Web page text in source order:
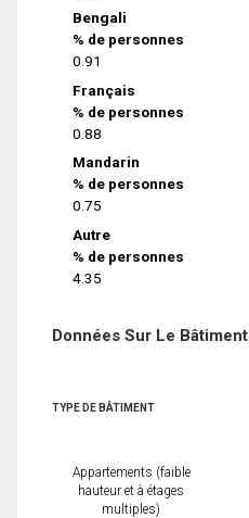
Bengali
% de personnes
0.91
Français
% de personnes
0.88
Mandarin
% de personnes
0.75
Autre
% de personnes
4.35
Données Sur Le Bâtiment
TYPE DE BÂTIMENT
Appartements (faible
hauteur et à étages
multiples)